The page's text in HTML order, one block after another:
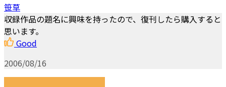
笹草
収録作品の題名に興味を持ったので、復刊したら購入すると
思います。
Good
2006/08/16